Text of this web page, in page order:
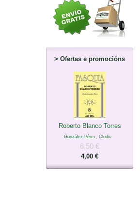
> Ofertas e promocións
Roberto Blanco Torres
González Pérez, Clodio
6,50 €
4,00 €